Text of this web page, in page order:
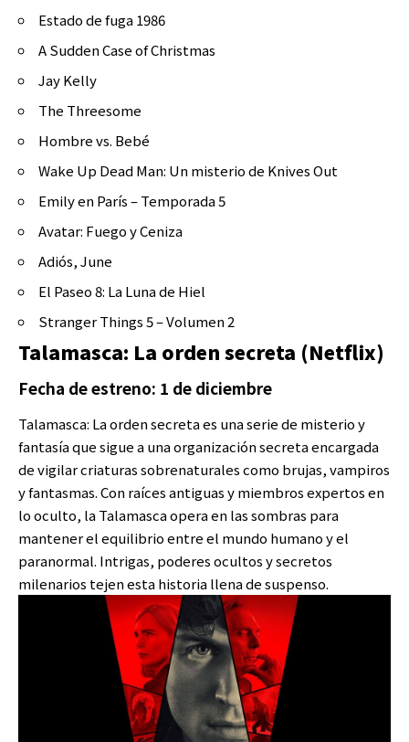
Estado de fuga 1986
A Sudden Case of Christmas
Jay Kelly
The Threesome
Hombre vs. Bebé
Wake Up Dead Man: Un misterio de Knives Out
Emily en París – Temporada 5
Avatar: Fuego y Ceniza
Adiós, June
El Paseo 8: La Luna de Hiel
Stranger Things 5 – Volumen 2
Talamasca: La orden secreta (Netflix)
Fecha de estreno: 1 de diciembre
Talamasca: La orden secreta es una serie de misterio y
fantasía que sigue a una organización secreta encargada
de vigilar criaturas sobrenaturales como brujas, vampiros
y fantasmas. Con raíces antiguas y miembros expertos en
lo oculto, la Talamasca opera en las sombras para
mantener el equilibrio entre el mundo humano y el
paranormal. Intrigas, poderes ocultos y secretos
milenarios tejen esta historia llena de suspenso.